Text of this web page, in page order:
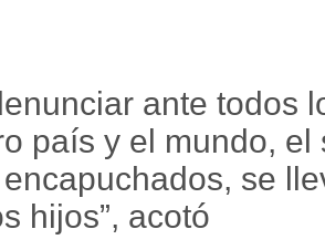
ante todos
país y el mundo,
se
hijos”, acotó